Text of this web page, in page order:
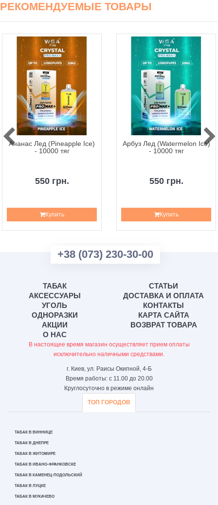
РЕКОМЕНДУЕМЫЕ ТОВАРЫ
Ананас Лед (Pineapple Ice)
- 10000 тяг
550 грн.
Купить
Арбуз Лед (Watermelon Ice)
- 10000 тяг
550 грн.
Купить
+38 (073) 230-30-00
ТАБАК
АКСЕССУАРЫ
УГОЛЬ
ОДНОРАЗКИ
АКЦИИ
О НАС
СТАТЬИ
ДОСТАВКА И ОПЛАТА
КОНТАКТЫ
КАРТА САЙТА
ВОЗВРАТ ТОВАРА
В настоящее время магазин осуществляет прием оплаты
исключительно наличными средствами.
г. Киев, ул. Раисы Окипной, 4-Б
Время работы: с 11.00 до 20.00
Круглосуточно в режиме онлайн
ТОП ГОРОДОВ
ТАБАК В ВИННИЦЕ
ТАБАК В ДНЕПРЕ
ТАБАК В ЖИТОМИРЕ
ТАБАК В ИВАНО-ФРАНКОВСКЕ
ТАБАК В КАМЕНЕЦ-ПОДОЛЬСКИЙ
ТАБАК В ЛУЦКЕ
ТАБАК В МУКАЧЕВО